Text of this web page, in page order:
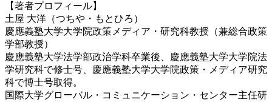
【著者プロフィール】
土屋 大洋（つちや・もとひろ）
慶應義塾大学大学院政策メディア・研究科教授（兼総合政策
学部教授）
慶應義塾大学法学部政治学科卒業後、慶應義塾大学大学院法
学研究科で修士号、慶應義塾大学大学院政策・メディア研究
科で博士号取得。
国際大学グローバル・コミュニケーション・センター主任研